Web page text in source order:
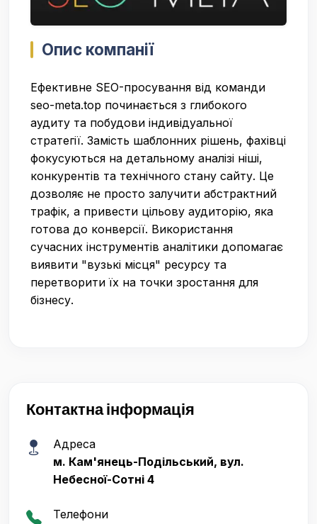
Опис компанії
Ефективне SEO-просування від команди
seo-meta.top починається з глибокого
аудиту та побудови індивідуальної
стратегії. Замість шаблонних рішень, фахівці
фокусуються на детальному аналізі ніші,
конкурентів та технічного стану сайту. Це
дозволяє не просто залучити абстрактний
трафік, а привести цільову аудиторію, яка
готова до конверсії. Використання
сучасних інструментів аналітики допомагає
виявити "вузькі місця" ресурсу та
перетворити їх на точки зростання для
бізнесу.
Контактна інформація
Адреса
м. Кам'янець-Подільський, вул.
Небесної-Сотні 4
Телефони